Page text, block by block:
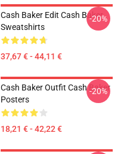
Cash Baker Edit Cash Baker
Sweatshirts
37,67 € - 44,11 €
-20%
Cash Baker Outfit Cash Baker
Posters
18,21 € - 42,22 €
-20%